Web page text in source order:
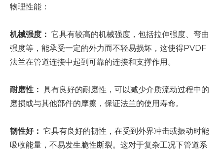
物理性能：
机械强度： 它具有较高的机械强度，包括拉伸强度、弯曲
强度等，能承受一定的外力而不轻易损坏，这使得PVDF
法兰在管道连接中起到可靠的连接和支撑作用。
耐磨性： 具有良好的耐磨性，可以减少介质流动过程中的
磨损或与其他部件的摩擦，保证法兰的使用寿命。
韧性好： 它具有良好的韧性，在受到外界冲击或振动时能
吸收能量，不易发生脆性断裂。这对于复杂工况下管道系